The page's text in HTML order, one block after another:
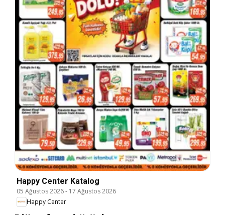
Happy Center Katalog
05 Ağustos 2026- 17 Ağustos 2026
Happy Center